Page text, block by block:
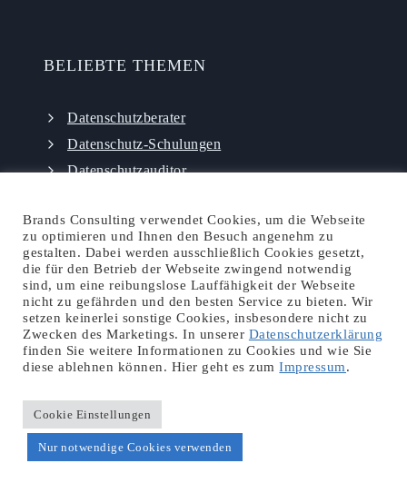
BELIEBTE THEMEN
Datenschutzberater
Datenschutz-Schulungen
Datenschutzauditor
Ansprechpartner|Blog |Karriere|
Impressum|Datenschutzerklärung|AGB|
© Brands Consulting 2011 - 2026 | alle Rechte vorbehalten
Brands Consulting verwendet Cookies, um die Webseite
zu optimieren und Ihnen den Besuch angenehm zu
gestalten. Dabei werden ausschließlich Cookies gesetzt,
die für den Betrieb der Webseite zwingend notwendig
sind, um eine reibungslose Lauffähigkeit der Webseite
nicht zu gefährden und den besten Service zu bieten. Wir
setzen keinerlei sonstige Cookies, insbesondere nicht zu
Zwecken des Marketings. In unserer Datenschutzerklärung
finden Sie weitere Informationen zu Cookies und wie Sie
diese ablehnen können. Hier geht es zumImpressum.
Cookie Einstellungen
Nur notwendige Cookies verwenden